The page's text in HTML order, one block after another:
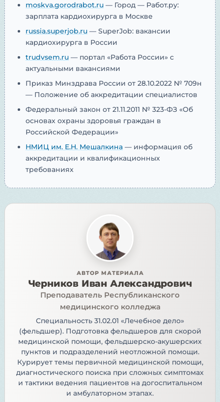
moskva.gorodrabot.ru — Город — Работ.ру:
зарплата кардиохирурга в Москве
russia.superjob.ru — SuperJob: вакансии
кардиохирурга в России
trudvsem.ru — портал «Работа России» с
актуальными вакансиями
Приказ Минздрава России от 28.10.2022 № 709н
— Положение об аккредитации специалистов
Федеральный закон от 21.11.2011 № 323-ФЗ «Об
основах охраны здоровья граждан в
Российской Федерации»
НМИЦ им. Е.Н. Мешалкина — информация об
аккредитации и квалификационных
требованиях
АВТОР МАТЕРИАЛА
Черников Иван Александрович
Преподаватель Республиканского
медицинского колледжа
Специальность 31.02.01 «Лечебное дело»
(фельдшер). Подготовка фельдшеров для скорой
медицинской помощи, фельдшерско-акушерских
пунктов и подразделений неотложной помощи.
Курирует темы первичной медицинской помощи,
диагностического поиска при сложных симптомах
и тактики ведения пациентов на догоспитальном
и амбулаторном этапах.